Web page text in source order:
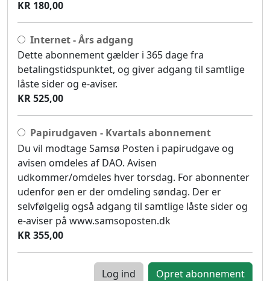
KR 180,00
Internet - Års adgang
Dette abonnement gælder i 365 dage fra
betalingstidspunktet, og giver adgang til samtlige
låste sider og e-aviser.
KR 525,00
Papirudgaven - Kvartals abonnement
Du vil modtage Samsø Posten i papirudgave og
avisen omdeles af DAO. Avisen
udkommer/omdeles hver torsdag. For abonnenter
udenfor øen er der omdeling søndag. Der er
selvfølgelig også adgang til samtlige låste sider og
e-aviser på www.samsoposten.dk
KR 355,00
Log ind